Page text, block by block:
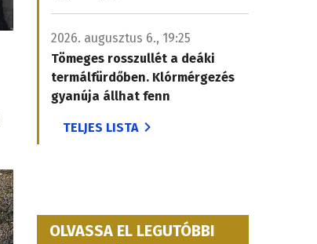
2026. augusztus 6., 19:25
Tömeges rosszullét a deáki
termálfürdőben. Klórmérgezés
gyanúja állhat fenn
TELJES LISTA
OLVASSA EL LEGUTÓBBI